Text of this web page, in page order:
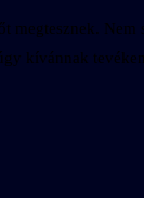
megtesznek.
kívánnak